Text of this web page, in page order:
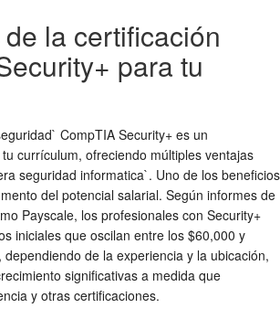
la certificación
para tu
CompTIA Security+ es un
currículum, ofreciendo múltiples ventajas
seguridad informatica`. Uno de los beneficios
del potencial salarial. Según informes de
Payscale, los profesionales con Security+
iniciales que oscilan entre los $60,000 y
de la experiencia y la ubicación,
significativas a medida que
y otras certificaciones.